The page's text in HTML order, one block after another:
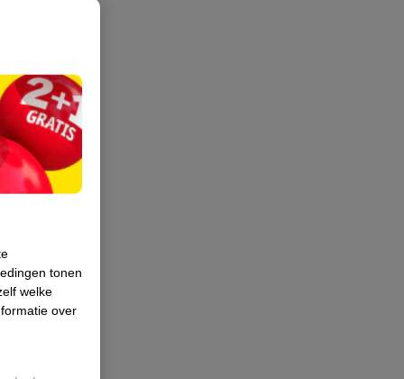
tonen
welke
over